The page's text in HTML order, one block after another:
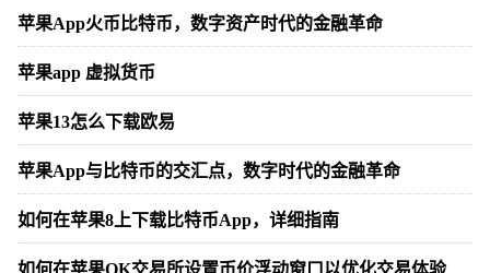
苹果App火币比特币，数字资产时代的金融革命
苹果app 虚拟货币
苹果13怎么下载欧易
苹果App与比特币的交汇点，数字时代的金融革命
如何在苹果8上下载比特币App，详细指南
如何在苹果OK交易所设置币价浮动窗口以优化交易体验